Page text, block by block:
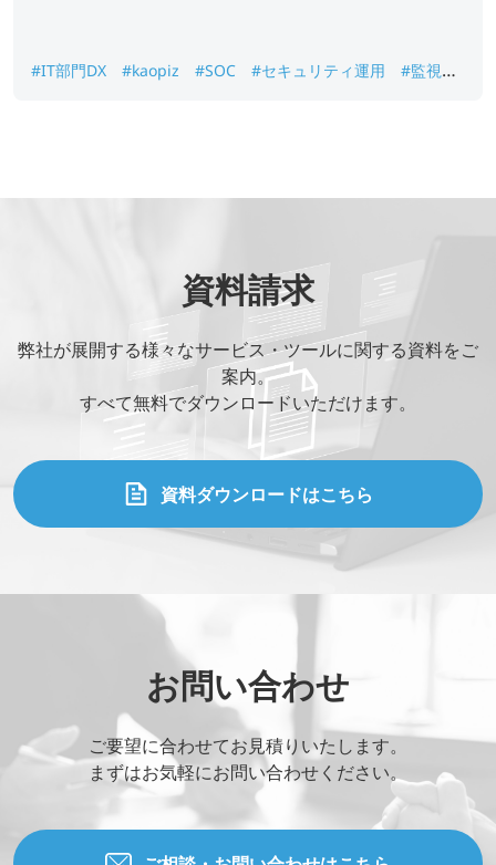
#IT部門DX #kaopiz #SOC #セキュリティ運用
#監視サ
資料請求
弊社が展開する様々なサービス・ツールに関する資料をご
案内。
すべて無料でダウンロードいただけます。
資料ダウンロードはこちら
お問い合わせ
ご要望に合わせてお見積りいたします。
まずはお気軽にお問い合わせください。